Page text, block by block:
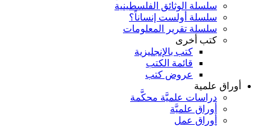
سلسلة الوثائق الفلسطينية
سلسلة أولست إنساناً؟
سلسلة تقرير المعلومات
كتب أخرى
كتب بالإنجليزية
قائمة الكتب
عروض كتب
أوراق علمية
دراسات علميَّة محكَّمة
أوراق علميَّة
أوراق عمل